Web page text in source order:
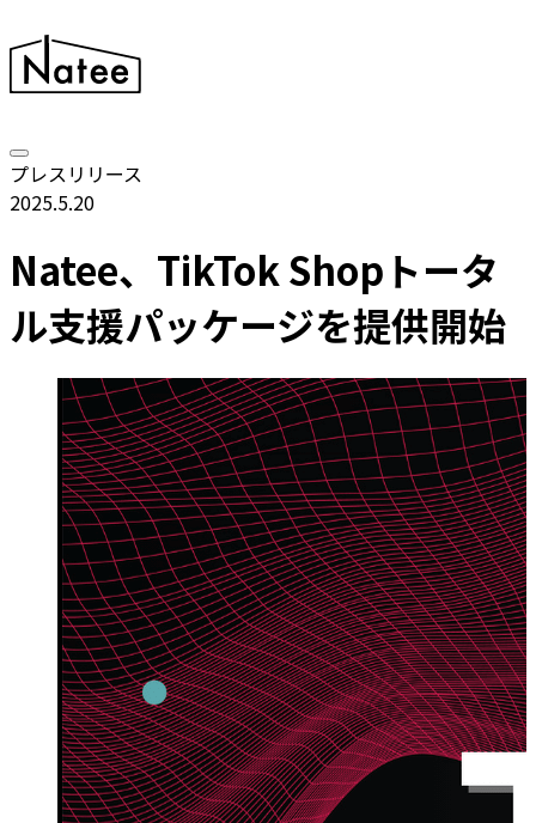
プレスリリース
2025.5.20
Natee、TikTok Shopトータ
ル支援パッケージを提供開始